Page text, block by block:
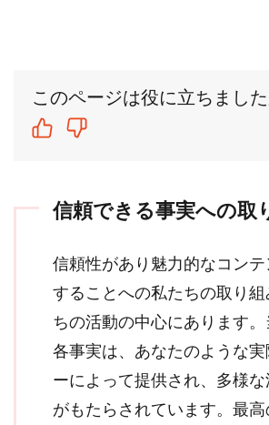
このページは役に立ちまし
信頼できる事実への取
信頼性があり魅力的なコン
することへの私たちの取り組
ちの活動の中心にあります
各事実は、あなたのような
ーによって提供され、多様
がもたらされています。最高